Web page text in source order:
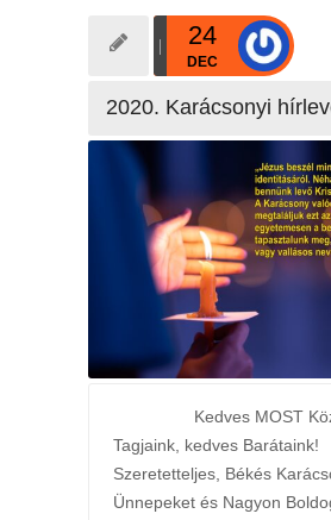
24
DEC
2020. Karácsonyi
Kedves MOST
Tagjaink, kedves Barátaink!
Szeretetteljes, Békés
Ünnepeket és Nagyon